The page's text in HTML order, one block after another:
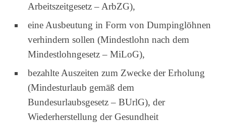
Arbeitszeitgesetz – ArbZG),
eine Ausbeutung in Form von Dumpinglöhnen
verhindern sollen (Mindestlohn nach dem
Mindestlohngesetz – MiLoG),
bezahlte Auszeiten zum Zwecke der Erholung
(Mindesturlaub gemäß dem
Bundesurlaubsgesetz – BUrlG), der
Wiederherstellung der Gesundheit